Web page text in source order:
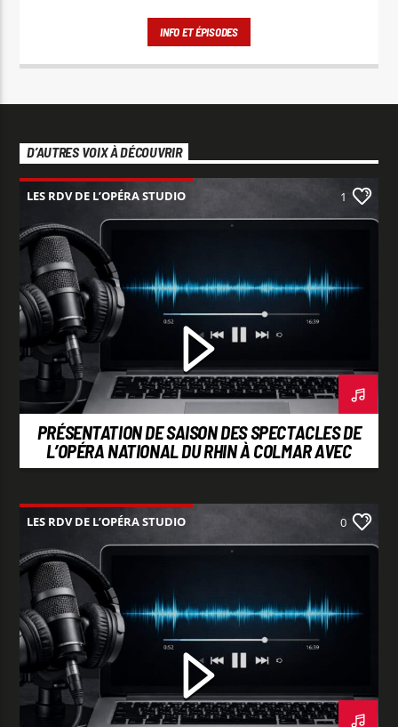
dans une ambiance conviviale et positive.
INFO ET ÉPISODES
D’AUTRES VOIX À DÉCOUVRIR
LES RDV DE L’OPÉRA STUDIO 1
PRÉSENTATION DE SAISON DES SPECTACLES DE
L’OPÉRA NATIONAL DU RHIN À COLMAR AVEC
JEAN-SEBASTIEN BARABAN
LES RDV DE L’OPÉRA STUDIO 0